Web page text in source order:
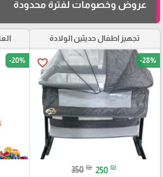
عروض وخصومات لفترة محدودة
تجهيز اطفال حديثين الولادة
favorite_border -28%
350 ₪ 250 ₪
-20%